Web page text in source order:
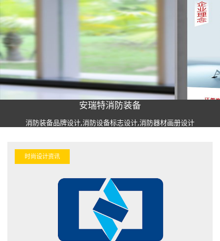
安瑞特消防装备
消防装备品牌设计,消防设备标志设计,消防器材画册设计
时尚设计资讯